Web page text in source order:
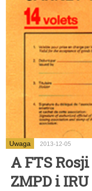
Uwaga 2013-12-05
A FTS
ZMPD i